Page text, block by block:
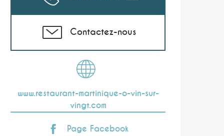
Contactez-nous
www.restaurant-martinique-o-vin-sur-
vingt.com
Page Facebook